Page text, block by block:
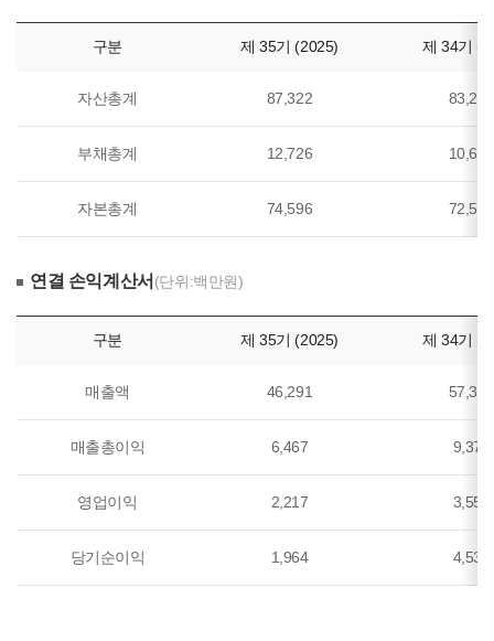
구분 제 35기 (2025) 제 34기
자산총계 87,322 83,213
부채총계 12,726 10,698
자본총계 74,596 72,515
연결 손익계산서 (단위:백만원)
구분 제 35기 (2025) 제 34기
매출액 46,291 57,384
매출총이익 6,467 9,376
영업이익 2,217 3,555
당기순이익 1,964 4,539